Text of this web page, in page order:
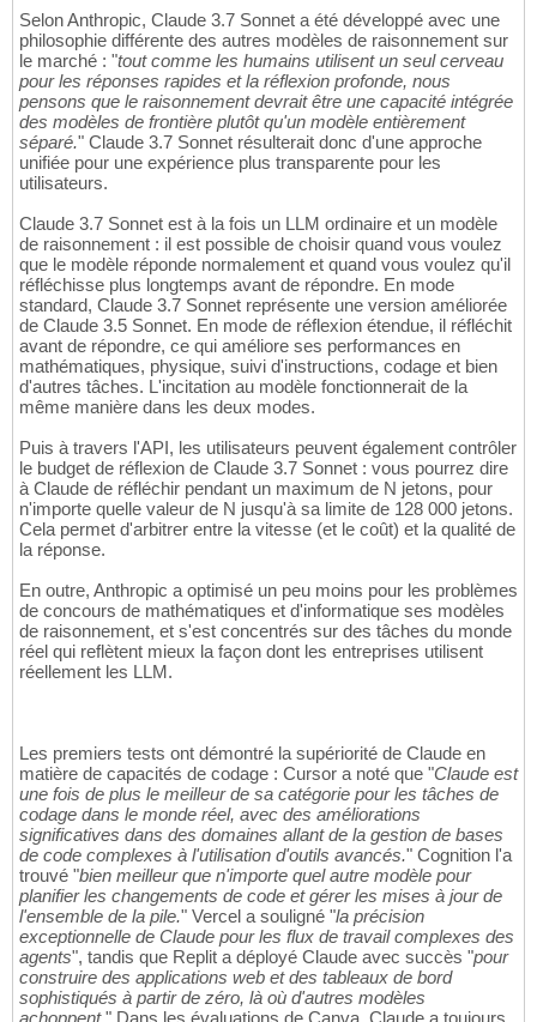
Selon Anthropic, Claude 3.7 Sonnet a été développé avec une
philosophie différente des autres modèles de raisonnement sur
le marché : "tout comme les humains utilisent un seul cerveau
pour les réponses rapides et la réflexion profonde, nous
pensons que le raisonnement devrait être une capacité intégrée
des modèles de frontière plutôt qu'un modèle entièrement
séparé." Claude 3.7 Sonnet résulterait donc d'une approche
unifiée pour une expérience plus transparente pour les
utilisateurs.
Claude 3.7 Sonnet est à la fois un LLM ordinaire et un modèle
de raisonnement : il est possible de choisir quand vous voulez
que le modèle réponde normalement et quand vous voulez qu'il
réfléchisse plus longtemps avant de répondre. En mode
standard, Claude 3.7 Sonnet représente une version améliorée
de Claude 3.5 Sonnet. En mode de réflexion étendue, il réfléchit
avant de répondre, ce qui améliore ses performances en
mathématiques, physique, suivi d'instructions, codage et bien
d'autres tâches. L'incitation au modèle fonctionnerait de la
même manière dans les deux modes.
Puis à travers l'API, les utilisateurs peuvent également contrôler
le budget de réflexion de Claude 3.7 Sonnet : vous pourrez dire
à Claude de réfléchir pendant un maximum de N jetons, pour
n'importe quelle valeur de N jusqu'à sa limite de 128 000 jetons.
Cela permet d'arbitrer entre la vitesse (et le coût) et la qualité de
la réponse.
En outre, Anthropic a optimisé un peu moins pour les problèmes
de concours de mathématiques et d'informatique ses modèles
de raisonnement, et s'est concentrés sur des tâches du monde
réel qui reflètent mieux la façon dont les entreprises utilisent
réellement les LLM.
Les premiers tests ont démontré la supériorité de Claude en
matière de capacités de codage : Cursor a noté que "Claude est
une fois de plus le meilleur de sa catégorie pour les tâches de
codage dans le monde réel, avec des améliorations
significatives dans des domaines allant de la gestion de bases
de code complexes à l'utilisation d'outils avancés." Cognition l'a
trouvé "bien meilleur que n'importe quel autre modèle pour
planifier les changements de code et gérer les mises à jour de
l'ensemble de la pile." Vercel a souligné "la précision
exceptionnelle de Claude pour les flux de travail complexes des
agents", tandis que Replit a déployé Claude avec succès "pour
construire des applications web et des tableaux de bord
sophistiqués à partir de zéro, là où d'autres modèles